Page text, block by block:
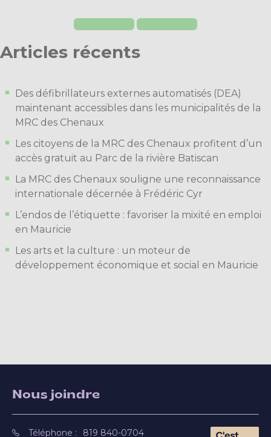
Articles récents
Des défibrillateurs externes automatisés (DEA)
maintenant accessibles dans les municipalités de la
MRC des Chenaux
Les citoyens de la MRC des Chenaux profitent d’un
accès gratuit au Parc de la rivière Batiscan
La MRC des Chenaux souligne une reconnaissance
internationale décernée à Frédéric Cyr
L’endos de l’étiquette : favoriser la mixité en emploi
en Mauricie
Les arts et la culture : un moteur de
développement économique et social en Mauricie
Nous joindre
Téléphone : 819 840-0704